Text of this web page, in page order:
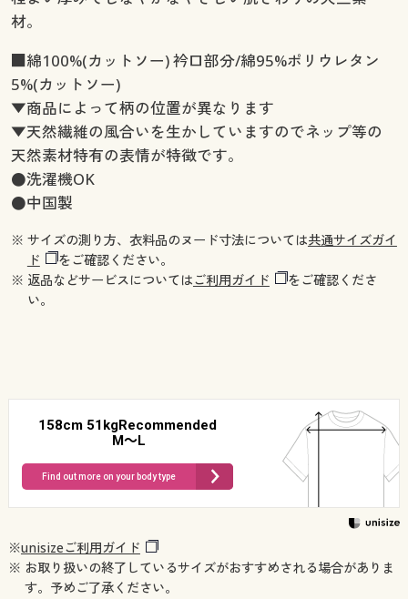
材。
■綿100%(カットソー) 衿口部分/綿95%ポリウレタン
5%(カットソー)
▼商品によって柄の位置が異なります
▼天然繊維の風合いを生かしていますのでネップ等の
天然素材特有の表情が特徴です。
●洗濯機OK
●中国製
※ サイズの測り方、衣料品のヌード寸法については共通サイズガイ
ド
をご確認ください。
※ 返品などサービスについてはご利用ガイド
をご確認くださ
い。
158cm 51kgRecommended
M～L
Find out more on your body type
※unisizeご利用ガイド
※ お取り扱いの終了しているサイズがおすすめされる場合がありま
す。予めご了承ください。